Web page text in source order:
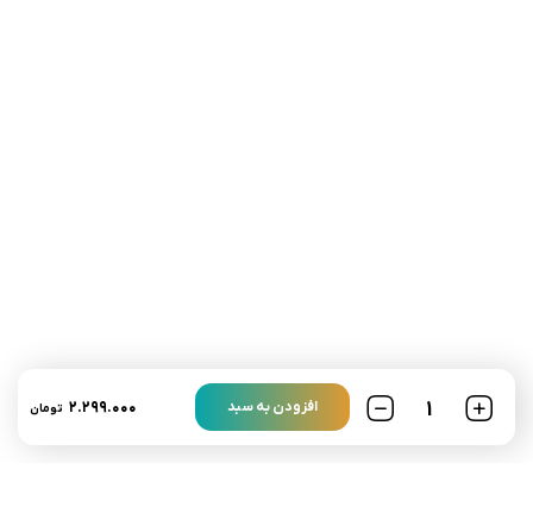
افزودن به سبد ۲.۲۹۹.۰۰۰ تومان